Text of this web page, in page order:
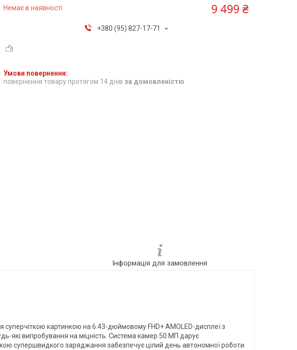
Немає в наявності 9 499 ₴
+380 (95) 827-17-71
повернення товару протягом 14 днів за домовленістю
Інформація для замовлення
картинкою на 6.43-дюймовому FHD+ AMOLED-дисплеї з
які випробування на міцність. Система камер 50 МП дарує
супершвидкого заряджання забезпечує цілий день автономної роботи